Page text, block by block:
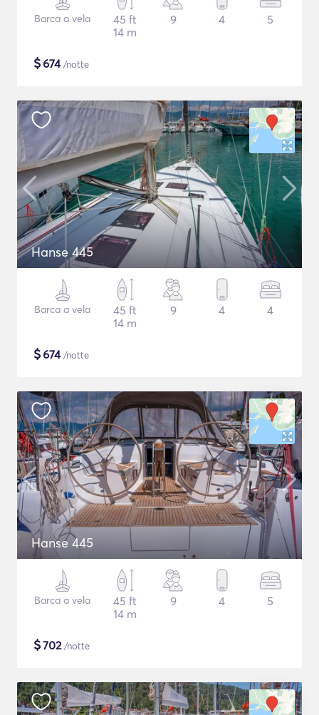
Barca a vela
45 ft
14 m
9 4 5
$674/notte
Hanse 445
Barca a vela
45 ft
14 m
9 4 4
$674/notte
Hanse 445
Barca a vela
45 ft
14 m
9 4 5
$702/notte